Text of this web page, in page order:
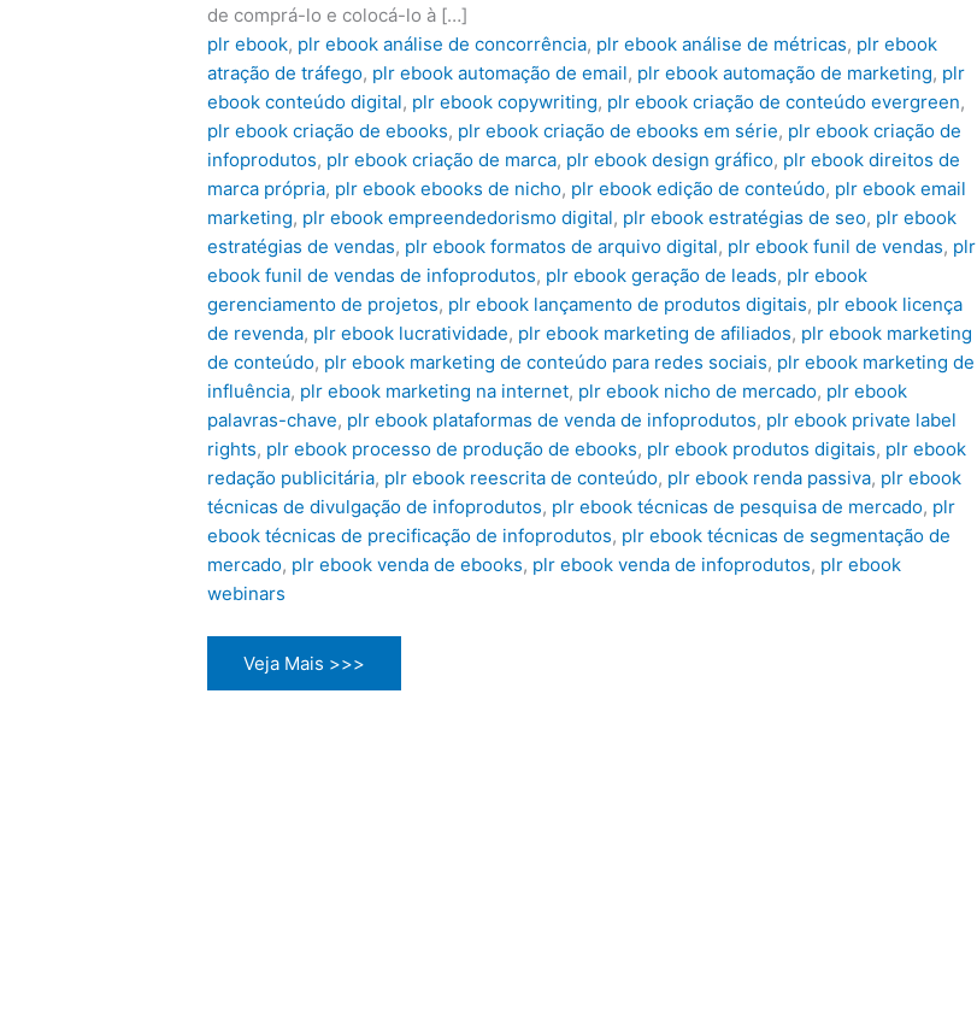
de comprá-lo e colocá-lo à […]
plr ebook, plr ebook análise de concorrência, plr ebook análise de métricas, plr ebook
atração de tráfego, plr ebook automação de email, plr ebook automação de marketing, plr
ebook conteúdo digital, plr ebook copywriting, plr ebook criação de conteúdo evergreen,
plr ebook criação de ebooks, plr ebook criação de ebooks em série, plr ebook criação de
infoprodutos, plr ebook criação de marca, plr ebook design gráfico, plr ebook direitos de
marca própria, plr ebook ebooks de nicho, plr ebook edição de conteúdo, plr ebook email
marketing, plr ebook empreendedorismo digital, plr ebook estratégias de seo, plr ebook
estratégias de vendas, plr ebook formatos de arquivo digital, plr ebook funil de vendas, plr
ebook funil de vendas de infoprodutos, plr ebook geração de leads, plr ebook
gerenciamento de projetos, plr ebook lançamento de produtos digitais, plr ebook licença
de revenda, plr ebook lucratividade, plr ebook marketing de afiliados, plr ebook marketing
de conteúdo, plr ebook marketing de conteúdo para redes sociais, plr ebook marketing de
influência, plr ebook marketing na internet, plr ebook nicho de mercado, plr ebook
palavras-chave, plr ebook plataformas de venda de infoprodutos, plr ebook private label
rights, plr ebook processo de produção de ebooks, plr ebook produtos digitais, plr ebook
redação publicitária, plr ebook reescrita de conteúdo, plr ebook renda passiva, plr ebook
técnicas de divulgação de infoprodutos, plr ebook técnicas de pesquisa de mercado, plr
ebook técnicas de precificação de infoprodutos, plr ebook técnicas de segmentação de
mercado, plr ebook venda de ebooks, plr ebook venda de infoprodutos, plr ebook
webinars
PLR
books
Veja Mais >>>